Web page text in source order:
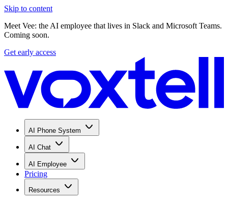
Skip to content
Meet Vee: the AI employee that lives in Slack and Microsoft Teams.
Coming soon.
Get early access
AI Phone System
AI Chat
AI Employee
Pricing
Resources